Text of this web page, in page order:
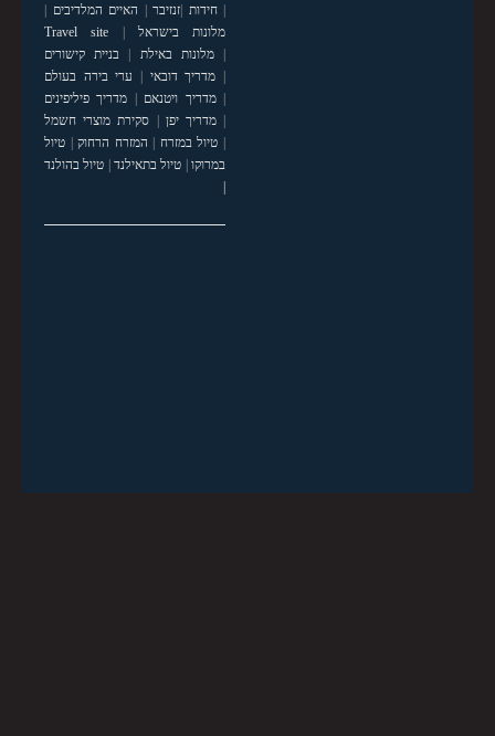
|חידות |זנזיבר | האיים המלדיבים |
מלונות בישראל |
Travel site
|מלונות באילת | בניית קישורים
| מדריך דובאי | ערי בירה בעולם
|מדריך ויטנאם | מדריך פיליפינים
|מדריך יפן | סקירת מוצרי חשמל
| טיול במזרח | המזרח הרחוק| טיול
במרוקו| טיול בתאילנד| טיול בהולנד
|